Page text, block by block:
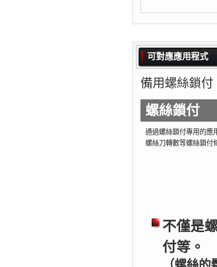
可對應應用程式
備用螺絲鎖
螺絲鎖付
通過螺絲鎖付專用的應
螺絲刀轉數等螺絲鎖付
不僅是
付等。